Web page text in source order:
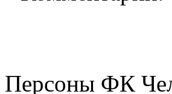
Персоны ФК